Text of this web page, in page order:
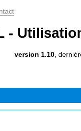
-
version 1.10 ,